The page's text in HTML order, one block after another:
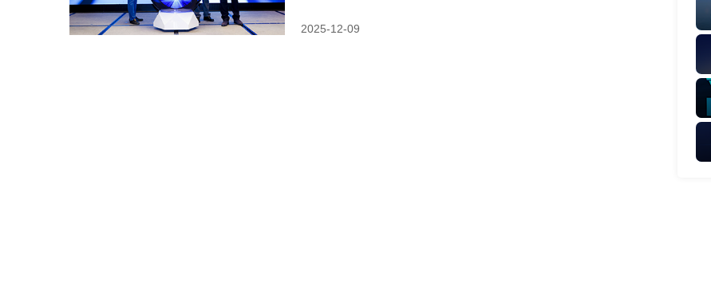
模式，加速向智能制造转型，赋能业务持续增长。本次合作是SAP 与阿
2025-12-09